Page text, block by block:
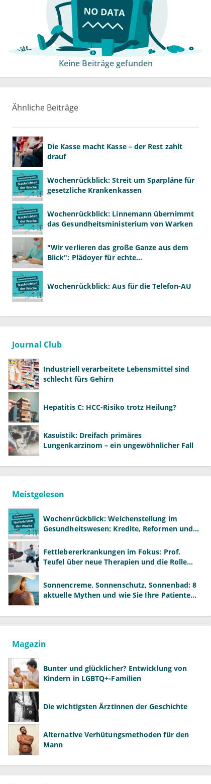
Keine Beiträge gefunden
Ähnliche Beiträge
Die Kasse macht Kasse – der Rest zahlt
drauf
Wochenrückblick: Streit um Sparpläne für
gesetzliche Krankenkassen
Wochenrückblick: Linnemann übernimmt
das Gesundheitsministerium von Warken
"Wir verlieren das große Ganze aus dem
Blick": Plädoyer für echte
Wochenrückblick: Aus für die Telefon-AU
Journal Club
Industriell verarbeitete Lebensmittel sind
schlecht fürs Gehirn
Hepatitis C: HCC-Risiko trotz Heilung?
Kasuistik: Dreifach primäres
Lungenkarzinom – ein ungewöhnlicher Fall
Meistgelesen
Wochenrückblick: Weichenstellung im
Gesundheitswesen: Kredite, Reformen und
Fettlebererkrankungen im Fokus: Prof.
Teufel über neue Therapien und die Rolle
Sonnencreme, Sonnenschutz, Sonnenbad: 8
aktuelle Mythen und wie Sie Ihre Patienten
Magazin
Bunter und glücklicher? Entwicklung von
Kindern in LGBTQ+-Familien
Die wichtigsten Ärztinnen der Geschichte
Alternative Verhütungsmethoden für den
Mann